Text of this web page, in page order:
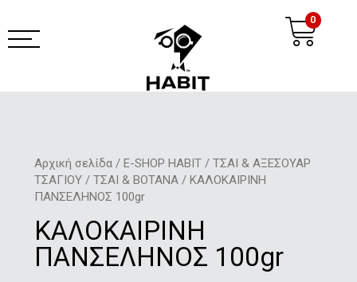
στο
περιεχόμενο
0
Αρχική σελίδα/ E-SHOP HABIT/ ΤΣΑΙ & ΑΞΕΣΟΥΑΡ
ΤΣΑΓΙΟΥ/ ΤΣΑΙ & ΒΟΤΑΝΑ/ ΚΑΛΟΚΑΙΡΙΝΗ
ΠΑΝΣΕΛΗΝΟΣ 100gr
ΚΑΛΟΚΑΙΡΙΝΗ
ΠΑΝΣΕΛΗΝΟΣ 100gr